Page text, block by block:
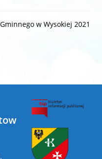
w Wysokiej 2021